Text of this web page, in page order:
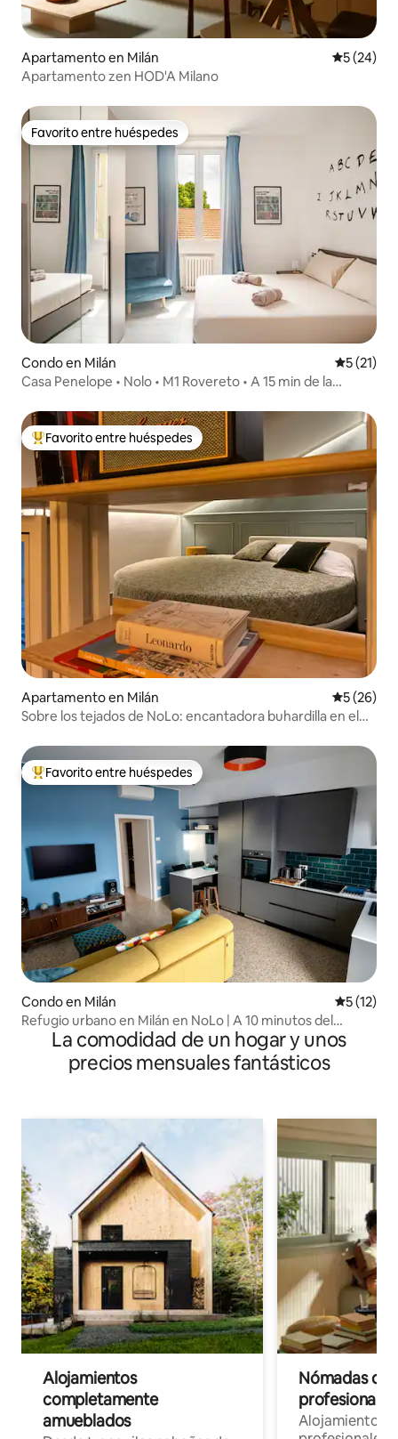
Apartamento en Milán
5 (24)
Apartamento zen HOD'A Milano
Favorito entre huéspedes
Favorito entre huéspedes
Condo en Milán
5 (21)
Casa Penelope • Nolo • M1 Rovereto • A 15 min de la
Favorito entre huéspedes preferido
Favorito entre huéspedes
Apartamento en Milán
5 (26)
Sobre los tejados de NoLo: encantadora buhardilla en el
Favorito entre huéspedes preferido
Favorito entre huéspedes
Condo en Milán
5 (12)
Refugio urbano en Milán en NoLo | A 10 minutos del
DuomoLa comodidad de un hogar y unos
precios mensuales fantásticos
Alojamientos
completamente
amueblados
Nómadas
Alojamientos